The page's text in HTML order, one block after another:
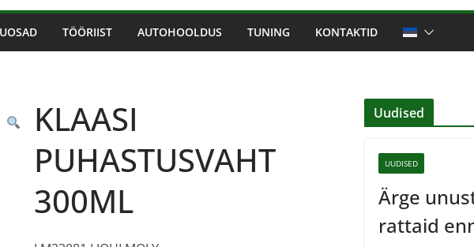
TÖÖRIIST AUTOHOOLDUS TUNING KONTAKTID
KLAASI
PUHASTUSVAHT
300ML
Uudised
UUDISED
Ärge
rattaid